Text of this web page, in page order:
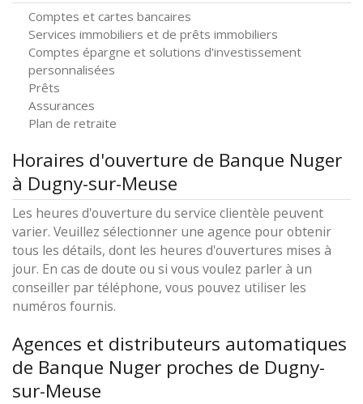
Comptes et cartes bancaires
Services immobiliers et de prêts immobiliers
Comptes épargne et solutions d'investissement
personnalisées
Prêts
Assurances
Plan de retraite
Horaires d'ouverture de Banque Nuger
à Dugny-sur-Meuse
Les heures d'ouverture du service clientèle peuvent
varier. Veuillez sélectionner une agence pour obtenir
tous les détails, dont les heures d'ouvertures mises à
jour. En cas de doute ou si vous voulez parler à un
conseiller par téléphone, vous pouvez utiliser les
numéros fournis.
Agences et distributeurs automatiques
de Banque Nuger proches de Dugny-
sur-Meuse